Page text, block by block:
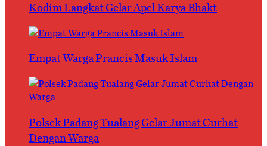
Kodim Langkat Gelar Apel Karya Bhakt
Empat Warga Prancis Masuk Islam
Polsek Padang Tualang Gelar Jumat Curhat
Dengan Warga